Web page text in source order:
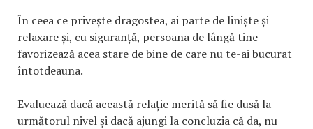
În ceea ce privește dragostea, ai parte de liniște și
relaxare și, cu siguranță, persoana de lângă tine
favorizează acea stare de bine de care nu te-ai bucurat
întotdeauna.
Evaluează dacă această relație merită să fie dusă la
următorul nivel și dacă ajungi la concluzia că da, nu